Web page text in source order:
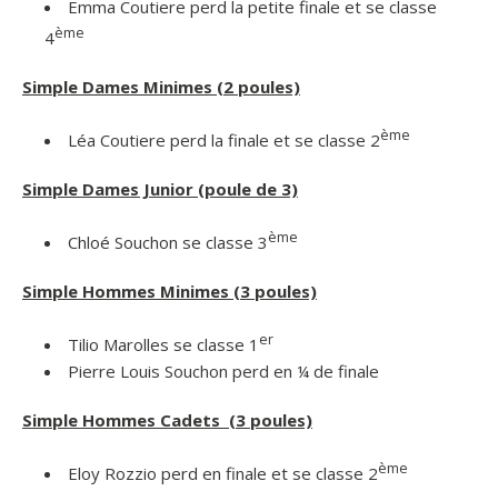
Emma Coutiere perd la petite finale et se classe
4ème
Simple Dames Minimes (2 poules)
Léa Coutiere perd la finale et se classe 2ème
Simple Dames Junior (poule de 3)
Chloé Souchon se classe 3ème
Simple Hommes Minimes (3 poules)
Tilio Marolles se classe 1 er
Pierre Louis Souchon perd en ¼ de finale
Simple Hommes Cadets (3 poules)
Eloy Rozzio perd en finale et se classe 2ème